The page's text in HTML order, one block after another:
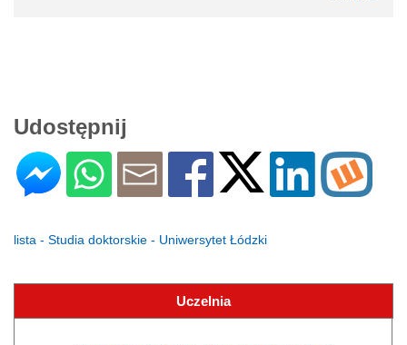
Udostępnij
lista - Studia doktorskie - Uniwersytet Łódzki
Uczelnia